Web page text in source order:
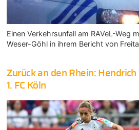
Einen Verkehrsunfall am RAVeL-Weg
Weser-Göhl in ihrem Bericht von
Zurück an den Rhein:
1. FC Köln